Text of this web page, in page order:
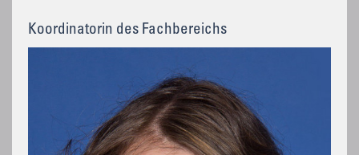
Koordinatorin des Fachbereichs